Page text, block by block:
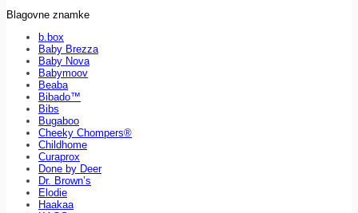
Blagovne znamke
b.box
Baby Brezza
Baby Nova
Babymoov
Beaba
Bibado™
Bibs
Bugaboo
Cheeky Chompers®
Childhome
Curaprox
Done by Deer
Dr. Brown’s
Elodie
Haakaa